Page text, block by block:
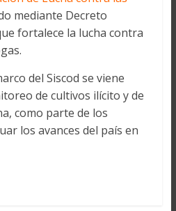
mediante Decreto
fortalece la lucha contra
del Siscod se viene
de cultivos ilícito y de
como parte de los
los avances del país en